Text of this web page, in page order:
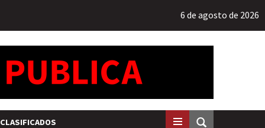
6 de agosto de 2026
CLASIFICADOS